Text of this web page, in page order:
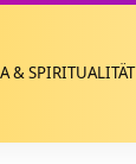
& SPIRITUALITÄT